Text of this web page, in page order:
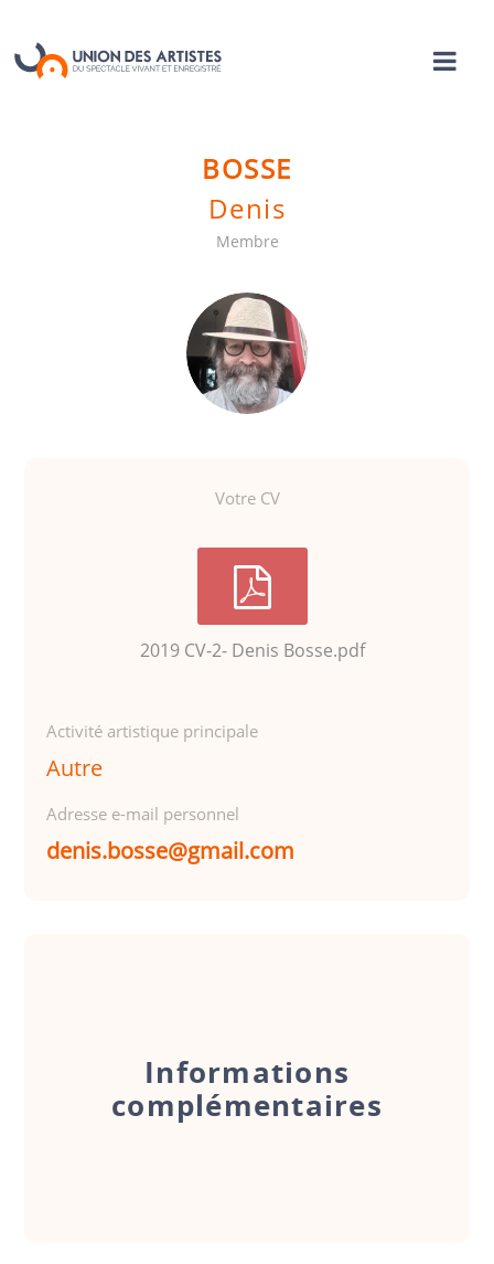
BOSSE
Denis
Membre
Votre CV
2019 CV-2- Denis Bosse.pdf
Activité artistique principale
Autre
Adresse e-mail personnel
denis.bosse@gmail.com
Informations
complémentaires